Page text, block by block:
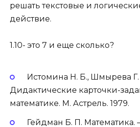
решать текстовые и
действие.
1.10- это 7 и еще сколько?
Истомина Н. Б., Шмырева Г.
Дидактические карточки-
математике. М. Астрель. 1979.
Гейдман Б. П. Математика.